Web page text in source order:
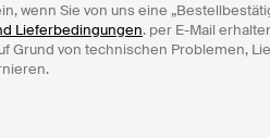
wenn Sie von uns eine
Lieferbedingungen. per E-Mail
Grund von technischen Problemen,